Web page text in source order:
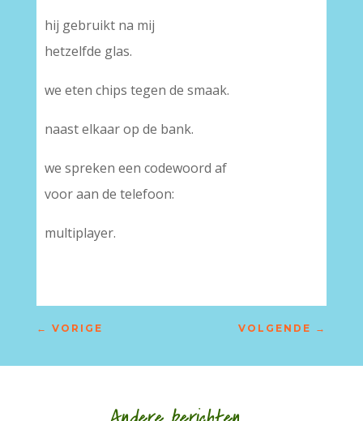
hij gebruikt na mij
hetzelfde glas.
we eten chips tegen de smaak.
naast elkaar op de bank.
we spreken een codewoord af
voor aan de telefoon:
multiplayer.
← VORIGE VOLGENDE →